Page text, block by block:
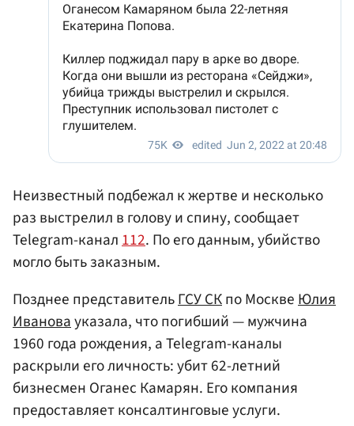
Неизвестный подбежал к жертве и несколько
раз выстрелил в голову и спину, сообщает
Telegram-канал112. По его данным, убийство
могло быть заказным.
Позднее представительГСУ СКпо МосквеЮлия
Ивановауказала, что погибший — мужчина
1960 года рождения, а Telegram-каналы
раскрыли его личность: убит 62-летний
бизнесмен Оганес Камарян. Его компания
предоставляет консалтинговые услуги.